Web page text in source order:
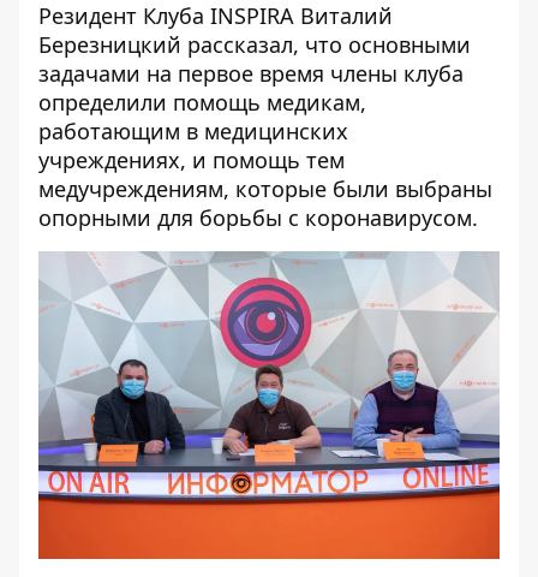
Резидент Клуба INSPIRA Виталий
Березницкий рассказал, что основными
задачами на первое время члены клуба
определили помощь медикам,
работающим в медицинских
учреждениях, и помощь тем
медучреждениям, которые были выбраны
опорными для борьбы с коронавирусом.